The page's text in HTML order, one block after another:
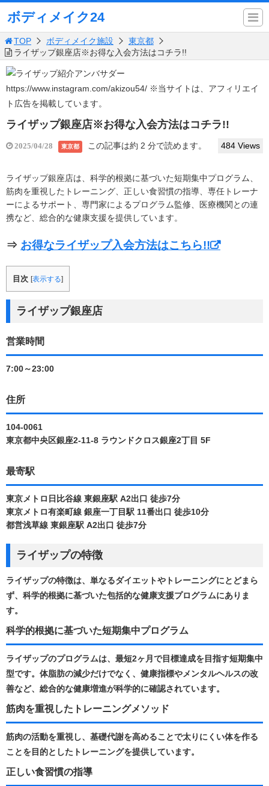
ボディメイク24
TOP ボディメイク施設
東京都
ライザップ銀座店※お得な入会方法はコチラ!!
https://www.instagram.com/akizou54/ ※当サイトは、アフィリエイ
ト広告を掲載しています。
ライザップ銀座店※お得な入会方法はコチラ!!
2025/04/28 東京都 この記事は約 2 分で読めます。 484 Views
ライザップ銀座店は、科学的根拠に基づいた短期集中プログラム、
筋肉を重視したトレーニング、正しい食習慣の指導、専任トレーナ
ーによるサポート、専門家によるプログラム監修、医療機関との連
携など、総合的な健康支援を提供しています。​
⇒ お得なライザップ入会方法はこちら!!
目次 [表示する]
ライザップ銀座店
営業時間
7:00～23:00
住所
104-0061
東京都中央区銀座2-11-8 ラウンドクロス銀座2丁目 5F
最寄駅
東京メトロ日比谷線 東銀座駅 A2出口 徒歩7分
東京メトロ有楽町線 銀座一丁目駅 11番出口 徒歩10分
都営浅草線 東銀座駅 A2出口 徒歩7分
ライザップの特徴
ライザップの特徴は、単なるダイエットやトレーニングにとどまら
ず、科学的根拠に基づいた包括的な健康支援プログラムにありま
す。
科学的根拠に基づいた短期集中プログラム
ライザップのプログラムは、最短2ヶ月で目標達成を目指す短期集中
型です。​体脂肪の減少だけでなく、健康指標やメンタルヘルスの改
善など、総合的な健康増進が科学的に確認されています。 ​
筋肉を重視したトレーニングメソッド
筋肉の活動を重視し、基礎代謝を高めることで太りにくい体を作る
ことを目的としたトレーニングを提供しています。 ​
正しい食習慣の指導